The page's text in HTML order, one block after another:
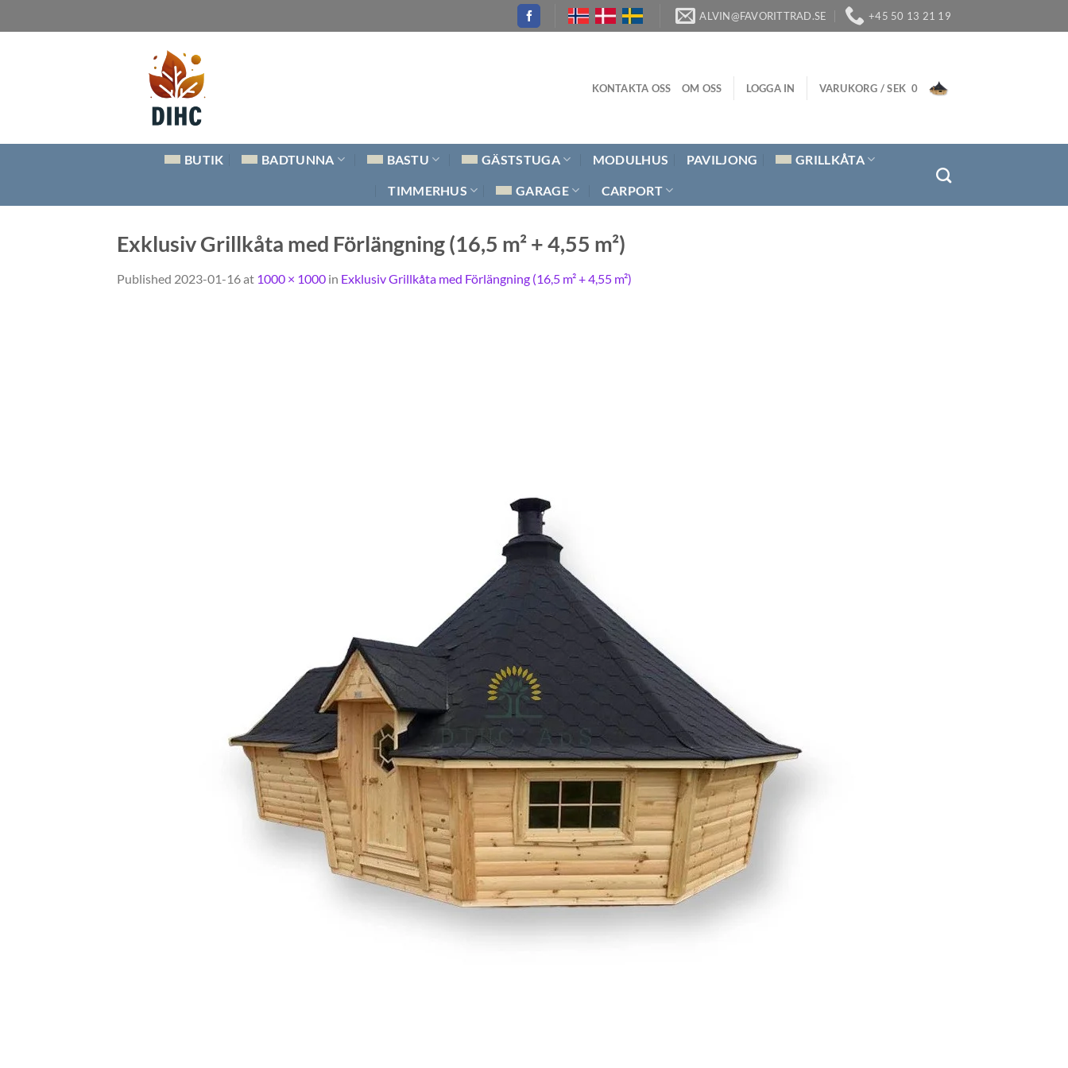
to
ALVIN@FAVORITTRAD.SE +45 50 13 21 19
KONTAKTA OSS OM OSS LOGGA IN VARUKORG /SEK 0
BUTIK BADTUNNA BASTU GÄSTSTUGA MODULHUS PAVILJONG GRILLKÅTA
TIMMERHUS GARAGE CARPORT
Exklusiv Grillkåta med Förlängning (16,5 m² + 4,55 m²)
Published 2023-01-16at 1000 × 1000 in Exklusiv Grillkåta med Förlängning (16,5 m² + 4,55 m²)